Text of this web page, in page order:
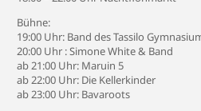
Bühne:
19:00 Uhr: Band des Tassilo
20:00 Uhr : Simone White & Band
ab 21:00 Uhr: Maruin 5
ab 22:00 Uhr: Die Kellerkinder
ab 23:00 Uhr: Bavaroots